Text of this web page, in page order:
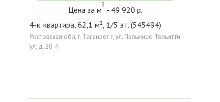
Цена за м
2
- 49 920 р.
4-к. квартира, 62,1 м², 1/5 эт. (545494)
Ростовская обл, г. Таганрог г, ул. Пальмиро Тольятти
ул, д. 20-4